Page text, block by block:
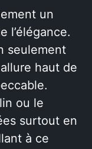
un
l’élégance.
seulement
haut de
ou le
surtout en
à ce